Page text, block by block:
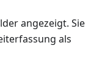
angezeigt. Sie
als